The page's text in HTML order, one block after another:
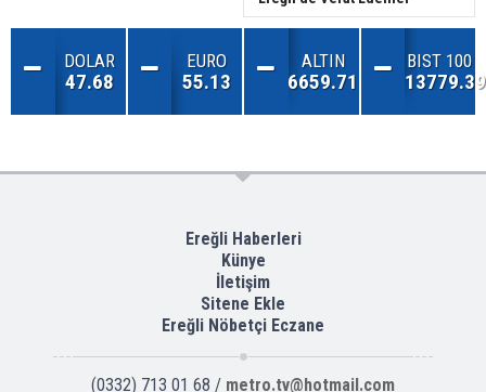
DOLAR
47.68
EURO
55.13
ALTIN
6659.71
BIST 100
13779.39
Ereğli Haberleri
Künye
İletişim
Sitene Ekle
Ereğli Nöbetçi Eczane
(0332) 713 01 68 / metro.tv@hotmail.com